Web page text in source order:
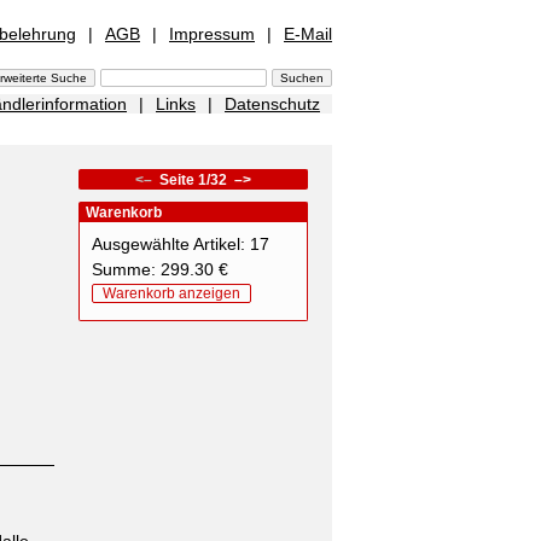
| AGB | Impressum | E-Mail
| Links |
Datenschutz
<– Seite 1/32 –>
Warenkorb
Ausgewählte Artikel: 17
Summe: 299.30 €
Warenkorb anzeigen